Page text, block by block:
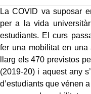
La COVID va suposar
per a la vida
estudiants. El curs
fer una mobilitat en una
llarg els 470 previstos
(2019-20) i aquest any
d’estudiants que vénen